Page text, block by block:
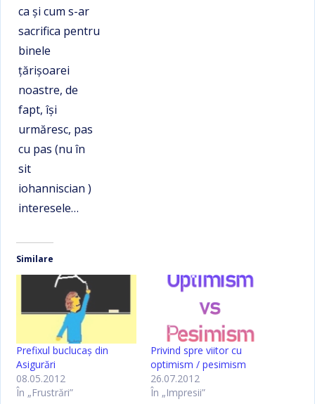
ca şi cum s-ar
sacrifica pentru
binele
ţărişoarei
noastre, de
fapt, îşi
urmăresc, pas
cu pas (nu în
sit
iohanniscian )
interesele…
Similare
Prefixul buclucaş din
Asigurări
08.05.2012
În „Frustrări”
Privind spre viitor cu
optimism / pesimism
26.07.2012
În „Impresii”